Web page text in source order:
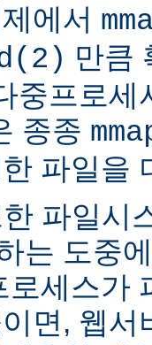
에서
만큼
중프로
종종
파일을
파일시
는 도중
로세스가
면, 웹